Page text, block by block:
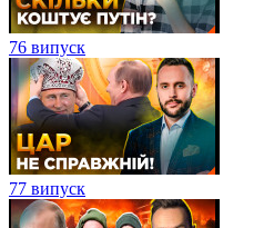
76 випуск
77 випуск